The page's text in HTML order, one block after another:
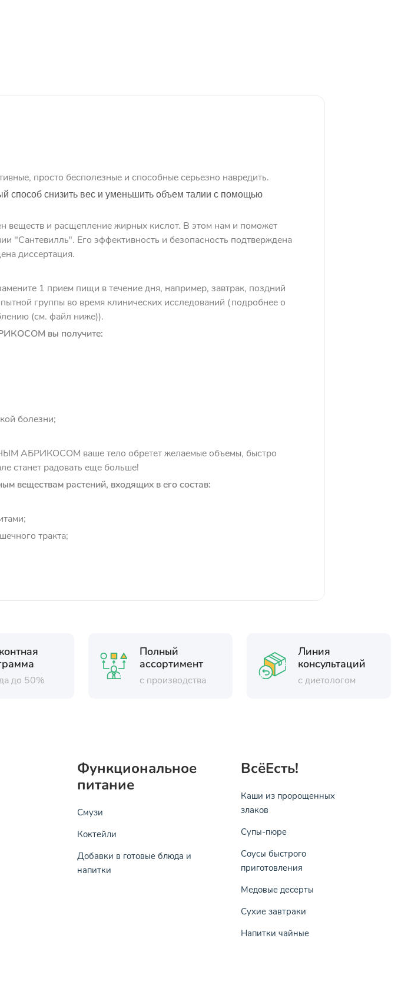
просто бесполезные и способные серьезно навредить.
способ снизить вес и уменьшить объем талии с помощью
веществ и расщепление жирных кислот. В этом нам и поможет
Его эффективность и безопасность подтверждена
диссертация.
1 прием пищи в течение дня, например, завтрак, поздний
группы во время клинических исследований (подробнее о
(см. файл ниже)).
вы получите:
болезни;
АБРИКОСОМ ваше тело обретет желаемые объемы, быстро
станет радовать еще больше!
веществам растений, входящих в его состав:
тракта;
до 50%
Полный
ассортимент
с производства
Линия
консультаций
с диетологом
Функциональное
питание
Смузи
Коктейли
Добавки в готовые блюда и
напитки
ВсёЕсть!
Каши из пророщенных
злаков
Супы-пюре
Соусы быстрого
приготовления
Медовые десерты
Сухие завтраки
Напитки чайные